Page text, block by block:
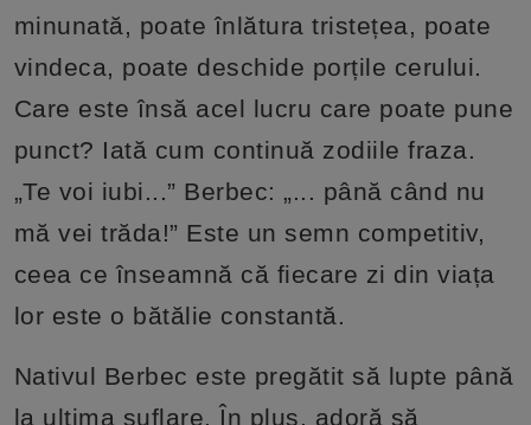
minunată, poate înlătura tristețea, poate
vindeca, poate deschide porțile cerului.
Care este însă acel lucru care poate pune
punct? Iată cum continuă zodiile fraza.
„Te voi iubi...” Berbec: „... până când nu
mă vei trăda!” Este un semn competitiv,
ceea ce înseamnă că fiecare zi din viața
lor este o bătălie constantă.
Nativul Berbec este pregătit să lupte până
la ultima suflare. În plus, adoră să